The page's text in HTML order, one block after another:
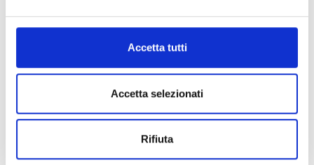
Accetta tutti
Accetta selezionati
Rifiuta
benefiche acque termali
Scopri di più